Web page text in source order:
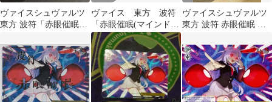
ヴァイスシュヴァルツ
東方 波符「赤眼催眠」
RRR
ヴァイス 東方 波符
「赤眼催眠(マインドシ
ェイカー)」 RRR/トリ
プルレア
ヴァイスシュヴァルツ
東方 波符 赤眼催眠 マ